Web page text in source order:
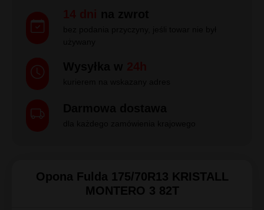
Opona Fulda 175/70R13 KRISTALL
MONTERO 3 82T